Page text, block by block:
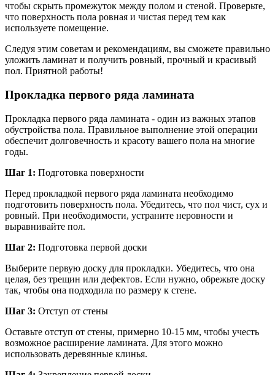
чтобы скрыть промежуток между полом и стеной. Проверьте,
что поверхность пола ровная и чистая перед тем как
используете помещение.
Следуя этим советам и рекомендациям, вы сможете правильно
уложить ламинат и получить ровный, прочный и красивый
пол. Приятной работы!
Прокладка первого ряда ламината
Прокладка первого ряда ламината - один из важных этапов
обустройства пола. Правильное выполнение этой операции
обеспечит долговечность и красоту вашего пола на многие
годы.
Шаг 1: Подготовка поверхности
Перед прокладкой первого ряда ламината необходимо
подготовить поверхность пола. Убедитесь, что пол чист, сух и
ровный. При необходимости, устраните неровности и
выравнивайте пол.
Шаг 2: Подготовка первой доски
Выберите первую доску для прокладки. Убедитесь, что она
целая, без трещин или дефектов. Если нужно, обрежьте доску
так, чтобы она подходила по размеру к стене.
Шаг 3: Отступ от стены
Оставьте отступ от стены, примерно 10-15 мм, чтобы учесть
возможное расширение ламината. Для этого можно
использовать деревянные клинья.